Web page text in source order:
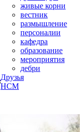
живые корни
вестник
размышление
персоналии
кафедра
образование
мероприятия
дебри
Друзья
HCM